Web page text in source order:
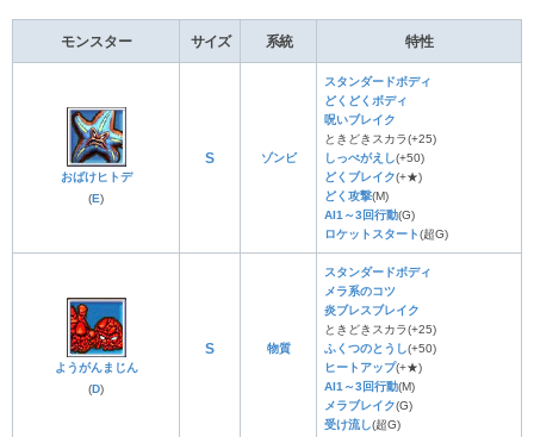
モンスター サイズ 系統 特性
おばけヒトデ
(E)
S ゾンビ
スタンダードボディ
どくどくボディ
呪いブレイク
ときどきスカラ(+25)
しっぺがえし(+50)
どくブレイク(+★)
どく攻撃(M)
AI1～3回行動(G)
ロケットスタート(超G)
ようがんまじん
(D)
S 物質
スタンダードボディ
メラ系のコツ
炎ブレスブレイク
ときどきスカラ(+25)
ふくつのとうし(+50)
ヒートアップ(+★)
AI1～3回行動(M)
メラブレイク(G)
受け流し(超G)